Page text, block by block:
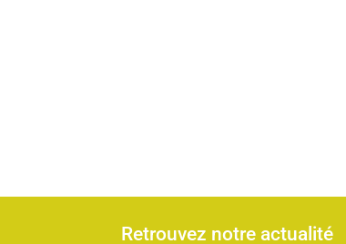
Retrouvez notre actualité